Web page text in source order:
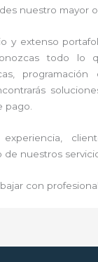
nuestro mayor
y extenso
todo lo
pago.
nuestros
con